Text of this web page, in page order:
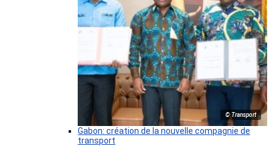
© Transport
Gabon: création de la nouvelle compagnie de
transport